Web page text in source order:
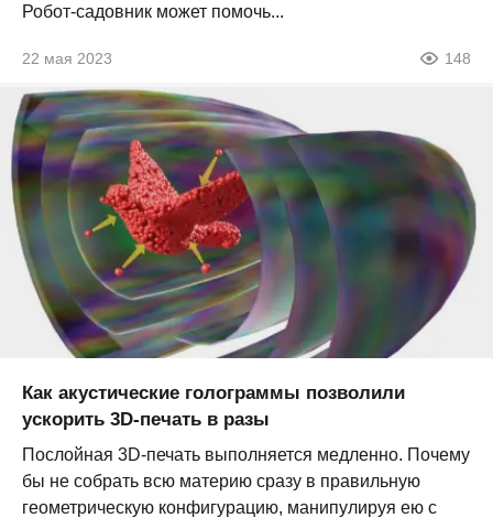
Робот-садовник может помочь...
22 мая 2023 148
Как акустические голограммы позволили
ускорить 3D-печать в разы
Послойная 3D-печать выполняется медленно. Почему
бы не собрать всю материю сразу в правильную
геометрическую конфигурацию, манипулируя ею с